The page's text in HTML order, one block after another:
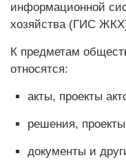
информационной
хозяйства (ГИС
К предметам
относятся:
акты, проекты
решения,
документы и